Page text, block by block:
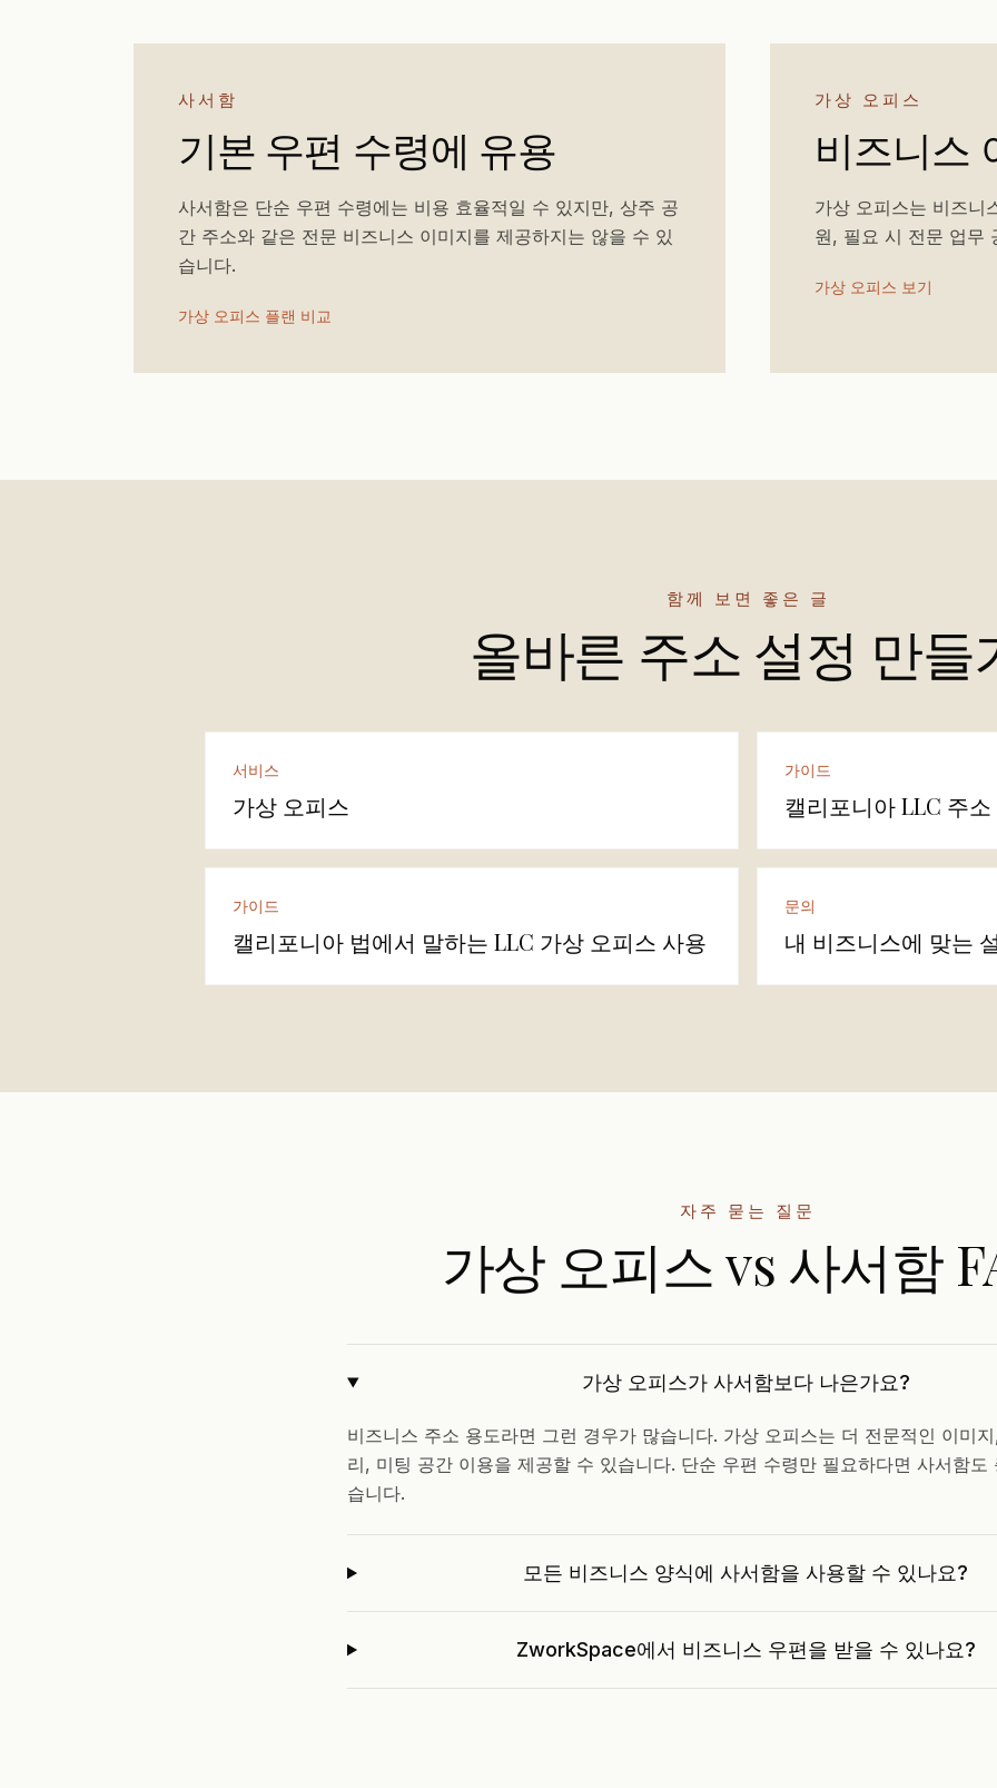
사서함
기본 우편 수령에 유용
사서함은 단순 우편 수령에는 비용 효율적일 수 있지만, 상주 공
간 주소와 같은 전문 비즈니스 이미지를 제공하지는 않을 수 있
습니다.
가상 오피스 플랜 비교
가상 오피스
비즈니스
가상 오피스는 비즈니
원, 필요 시 전문 업무
가상 오피스 보기
함께 보면 좋은 글
올바른 주소 설정 만들
서비스
가상 오피스
가이드
캘리포니아 LLC 주
가이드
캘리포니아 법에서 말하는 LLC 가상 오피스 사용
문의
내 비즈니스에 맞는
자주 묻는 질문
가상 오피스 vs 사서함
가상 오피스가 사서함보다 나은가요?
비즈니스 주소 용도라면 그런 경우가 많습니다. 가상 오피스는 더 전문적인 이미
리, 미팅 공간 이용을 제공할 수 있습니다. 단순 우편 수령만 필요하다면 사서함도
습니다.
모든 비즈니스 양식에 사서함을 사용할 수 있나요?
ZworkSpace에서 비즈니스 우편을 받을 수 있나요?